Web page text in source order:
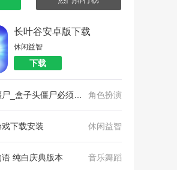
长叶谷安卓版下载
休闲益智
下载
角色扮演
下载安装 休闲益智
纯白庆典版本 音乐舞蹈